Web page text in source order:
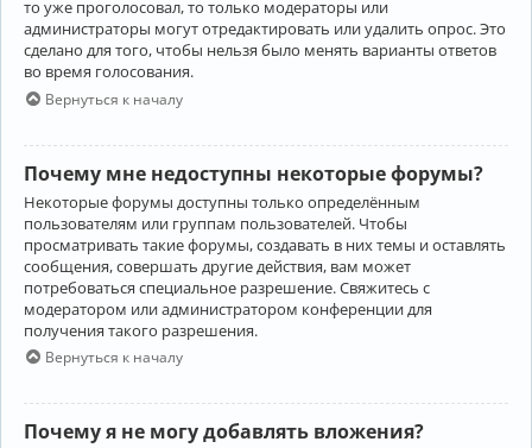
то уже проголосовал, то только модераторы или
администраторы могут отредактировать или удалить опрос. Это
сделано для того, чтобы нельзя было менять варианты ответов
во время голосования.
Вернуться к началу
Почему мне недоступны некоторые форумы?
Некоторые форумы доступны только определённым
пользователям или группам пользователей. Чтобы
просматривать такие форумы, создавать в них темы и оставлять
сообщения, совершать другие действия, вам может
потребоваться специальное разрешение. Свяжитесь с
модератором или администратором конференции для
получения такого разрешения.
Вернуться к началу
Почему я не могу добавлять вложения?